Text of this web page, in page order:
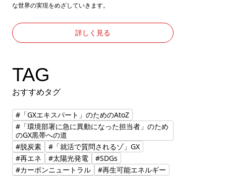
な世界の実現をめざしていきます。
詳しく見る
TAG
おすすめタグ
#「GXエキスパート」のためのAtoZ
#「環境部署に急に異動になった担当者」のため
のGX黒帯への道
#脱炭素
#「就活で質問されるゾ」GX
#再エネ
#太陽光発電
#SDGs
#カーボンニュートラル
#再生可能エネルギー